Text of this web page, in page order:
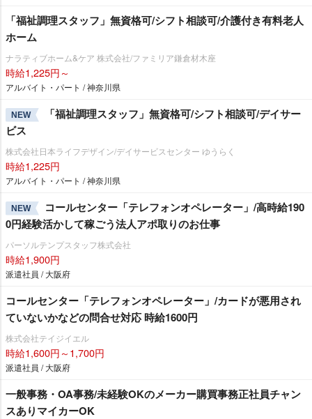
「福祉調理スタッフ」無資格可/シフト相談可/介護付き有料老人
ホーム
ナラティブホーム&ケア 株式会社/ファミリア鎌倉材木座
時給1,225円～
アルバイト・パート / 神奈川県
NEW
「福祉調理スタッフ」無資格可/シフト相談可/デイサー
ビス
株式会社日本ライフデザイン/デイサービスセンター ゆうらく
時給1,225円
アルバイト・パート / 神奈川県
NEW
コールセンター「テレフォンオペレーター」/高時給190
0円経験活かして稼ごう法人アポ取りのお仕事
パーソルテンプスタッフ株式会社
時給1,900円
派遣社員 / 大阪府
コールセンター「テレフォンオペレーター」/カードが悪用され
ていないかなどの問合せ対応 時給1600円
株式会社テイジイエル
時給1,600円～1,700円
派遣社員 / 大阪府
一般事務・OA事務/未経験OKのメーカー購買事務正社員チャン
スありマイカーOK